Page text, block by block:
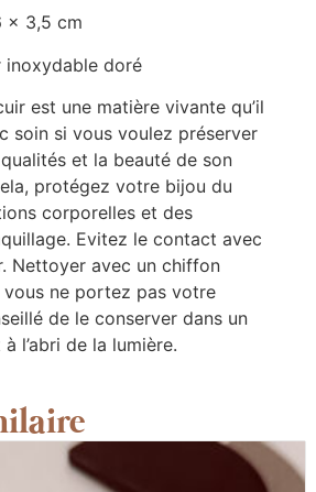
x 3,5 cm
inoxydable doré
est une matière vivante qu’il
soin si vous voulez préserver
et la beauté de son
protégez votre bijou du
corporelles et des
Evitez le contact avec
Nettoyer avec un chiffon
ne portez pas votre
de le conserver dans un
l’abri de la lumière.